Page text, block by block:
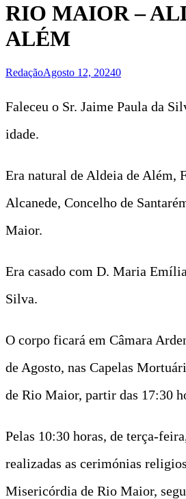
RIO MAIOR –
ALÉM
RedaçãoAgosto 12, 20240
Faleceu o Sr. Jaime Paula da
idade.
Era natural de Aldeia de Além,
Alcanede, Concelho de
Maior.
Era casado com D. Maria
Silva.
O corpo ficará em Câmara
de Agosto, nas Capelas
de Rio Maior, partir das 17:30
Pelas 10:30 horas, de terça-
realizadas as cerimónias
Misericórdia de Rio Maior,